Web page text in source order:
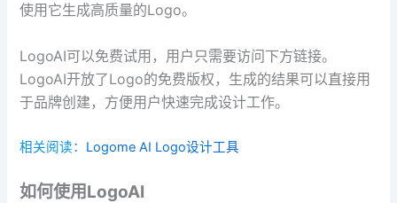
使用它生成高质量的Logo。
LogoAI可以免费试用，用户只需要访问下方链接。
LogoAI开放了Logo的免费版权，生成的结果可以直接用
于品牌创建，方便用户快速完成设计工作。
相关阅读： Logome AI Logo设计工具
如何使用LogoAI